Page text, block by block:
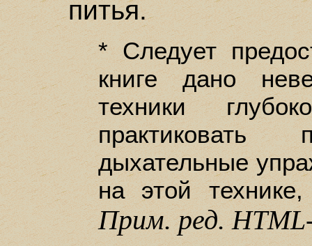
питья.
* Следует
книге дано
техники
дыхательные
на этой
Прим. ред.